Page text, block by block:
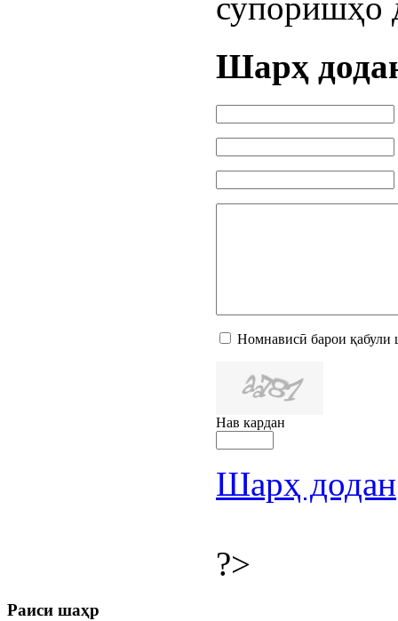
Шарҳ
Номнависӣ барои қабули
Нав кардан
Шарҳ додан
?>
Раиси шаҳр